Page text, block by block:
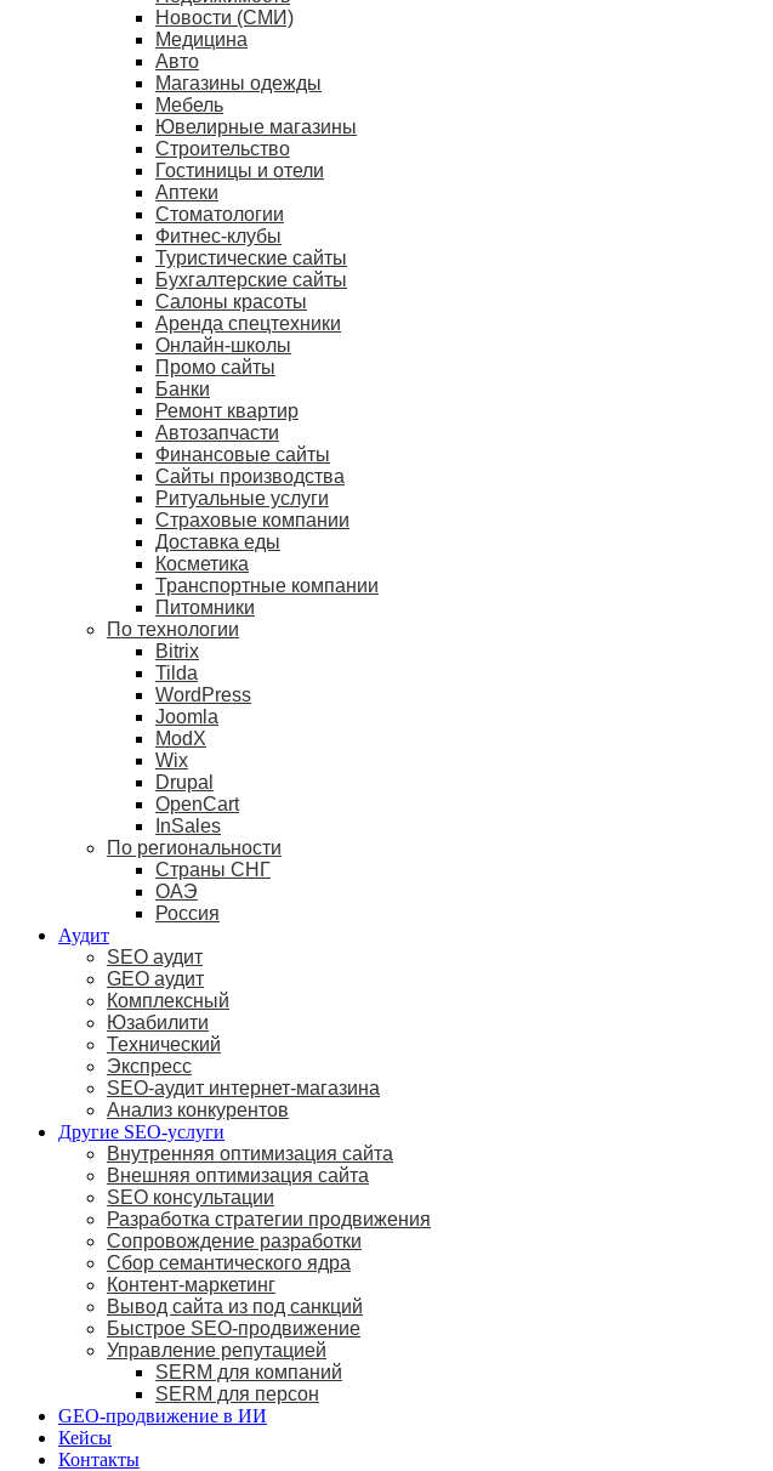
Новости (СМИ)
Медицина
Авто
Магазины одежды
Мебель
Ювелирные магазины
Строительство
Гостиницы и отели
Аптеки
Cтоматологии
Фитнес-клубы
Туристические сайты
Бухгалтерские сайты
Салоны красоты
Аренда спецтехники
Онлайн-школы
Промо сайты
Банки
Ремонт квартир
Автозапчасти
Финансовые сайты
Сайты производства
Ритуальные услуги
Страховые компании
Доставка еды
Косметика
Транспортные компании
Питомники
По технологии
Bitrix
Tilda
WordPress
Joomla
ModX
Wix
Drupal
OpenCart
InSales
По региональности
Страны СНГ
ОАЭ
Россия
Аудит
SEO аудит
GEO аудит
Комплексный
Юзабилити
Технический
Экспресс
SEO-аудит интернет-магазина
Анализ конкурентов
Другие SEO-услуги
Внутренняя оптимизация сайта
Внешняя оптимизация сайта
SEO консультации
Разработка стратегии продвижения
Сопровождение разработки
Сбор семантического ядра
Контент-маркетинг
Вывод сайта из под санкций
Быстрое SEO-продвижение
Управление репутацией
SERM для компаний
SERM для персон
GEO-продвижение в ИИ
Кейсы
Контакты